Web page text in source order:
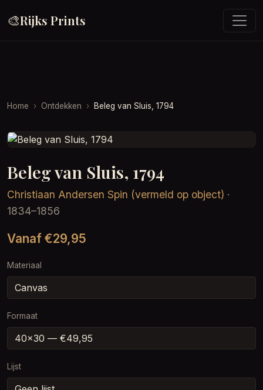
🎨Rijks Prints
Home Ontdekken Beleg van Sluis, 1794
Beleg van Sluis, 1794
Christiaan Andersen Spin (vermeld op object) ·
1834–1856
Vanaf €29,95
Materiaal
Formaat
Lijst